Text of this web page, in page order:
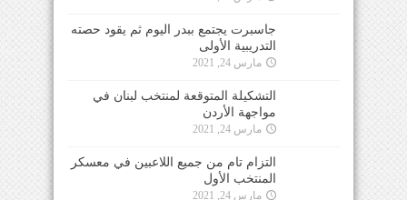
جاسبرت يجتمع ببدر اليوم ثم يقود حصته
التدريبية الأولى
مارس 24, 2021
التشكيلة المتوقعة لمنتخب لبنان في
مواجهة الأردن
مارس 24, 2021
التزام تام من جميع اللاعبين في معسكر
المنتخب الأول
مارس 24, 2021